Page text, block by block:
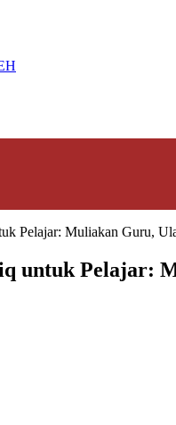
Pelajar: Muliakan Guru,
untuk Pelajar: